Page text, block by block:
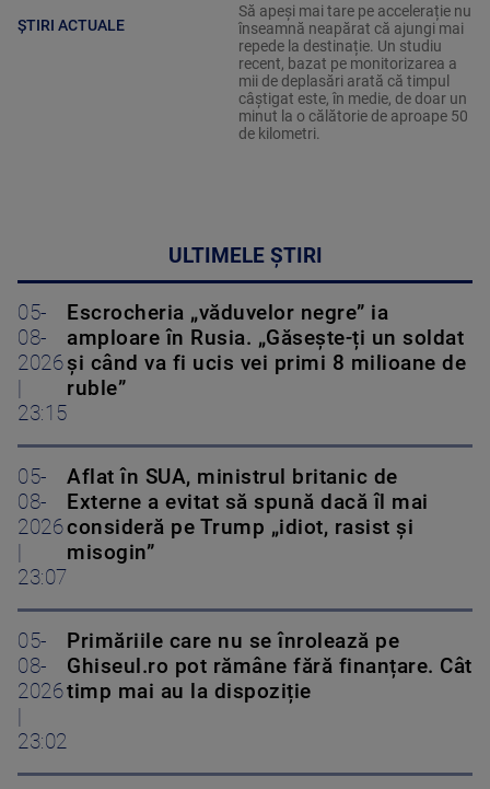
ȘTIRI ACTUALE
Să apeși mai tare pe accelerație nu
înseamnă neapărat că ajungi mai
repede la destinație. Un studiu
recent, bazat pe monitorizarea a
mii de deplasări arată că timpul
câștigat este, în medie, de doar un
minut la o călătorie de aproape 50
de kilometri.
ULTIMELE ȘTIRI
05-
08-
2026
23:15
Escrocheria „văduvelor negre” ia
amploare în Rusia. „Găsește-ți un soldat
și când va fi ucis vei primi 8 milioane de
ruble”
05-
08-
2026
23:07
Aflat în SUA, ministrul britanic de
Externe a evitat să spună dacă îl mai
consideră pe Trump „idiot, rasist și
misogin”
05-
08-
2026
23:02
Primăriile care nu se înrolează pe
Ghiseul.ro pot rămâne fără finanțare. Cât
timp mai au la dispoziție